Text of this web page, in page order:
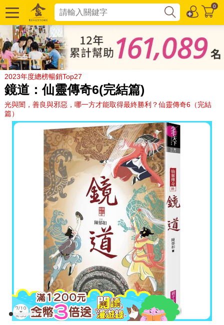
0
2023年度總榜暢銷Top27
鏡道：仙靈傳奇6(完結篇)
光與闇，善良與邪惡，哪一方才能取得最終勝利？仙靈傳奇6（完結
篇）